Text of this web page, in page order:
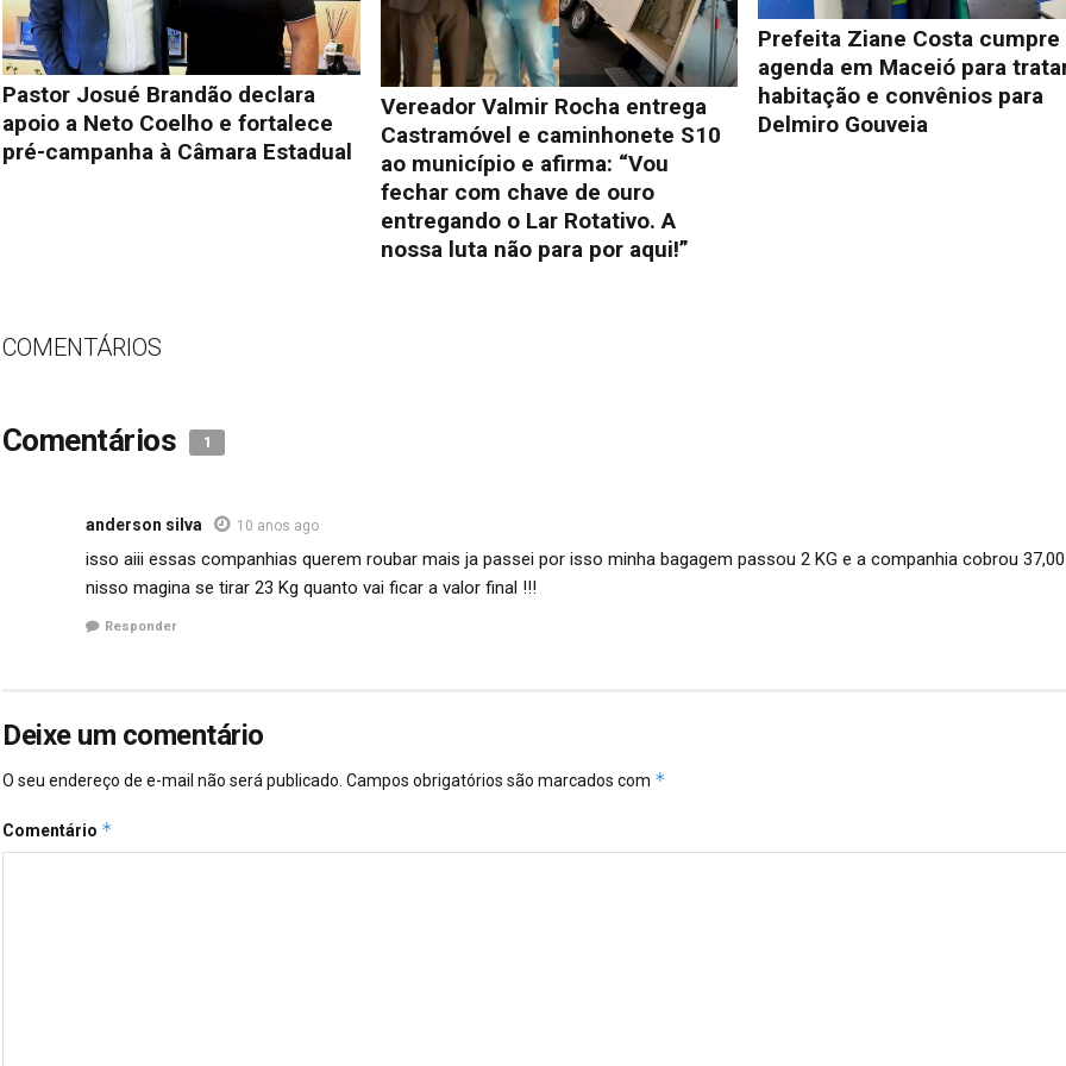
Pastor Josué Brandão declara
apoio a Neto Coelho e fortalece
pré-campanha à Câmara Estadual
Vereador Valmir Rocha entrega
Castramóvel e caminhonete S10
ao município e afirma: “Vou
fechar com chave de ouro
entregando o Lar Rotativo. A
nossa luta não para por aqui!”
Prefeita Ziane Costa cumpre
agenda em Maceió para
habitação e convênios para
Delmiro Gouveia
COMENTÁRIOS
Comentários 1
anderson silva 10 anos ago
isso aiii essas companhias querem roubar mais ja passei por isso minha bagagem passou 2 KG e a companhia cobrou
nisso magina se tirar 23 Kg quanto vai ficar a valor final !!!
Responder
Deixe um comentário
O seu endereço de e-mail não será publicado. Campos obrigatórios são marcados com *
Comentário *